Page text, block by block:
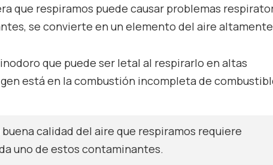
que respiramos puede causar problemas
se convierte en un elemento del aire altamente
que puede ser letal al respirarlo en altas
está en la combustión incompleta de
calidad del aire que respiramos requiere
uno de estos contaminantes.